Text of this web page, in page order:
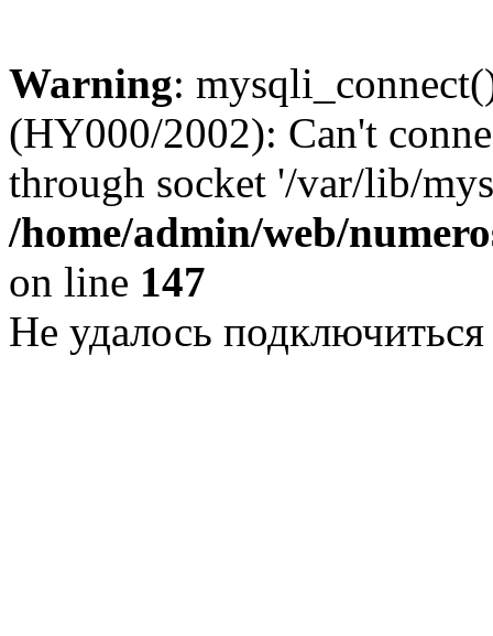
Warning:
(HY000/2002): Can't
through socket '/var/lib/
/home/admin/web/
on line 147
Не удалось